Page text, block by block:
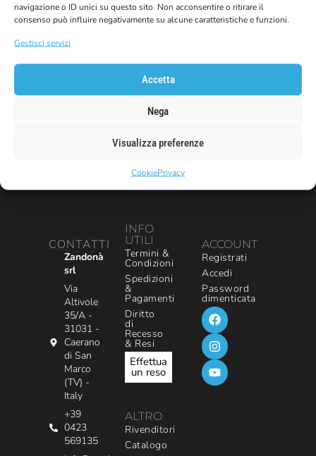
navigazione o ID unici su questo sito. Non acconsentire o ritirare il
consenso può influire negativamente su alcune caratteristiche e funzioni.
Gestisci servizi
Accetta
Nega
Visualizza preferenze
CookiePrivacy
CONTATTI
Zandonà
srl
Via
Altivole
35/A -
31031 -
Caerano
di San
Marco
(TV) -
Italy
+39
0423
569135
INFO
UTILI
Termini &
Condizioni
Spedizioni
&
Pagamenti
Diritto
di
Recesso
& Resi
Effettua
un reso
ALTRO
Rivenditori
Catalogo
ACCOUNT
Registrati
Accedi
Password
dimenticata